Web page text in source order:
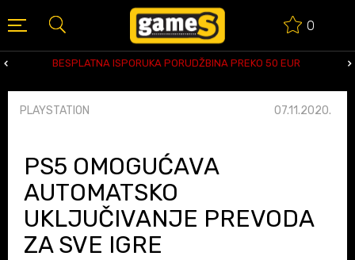
0
BESPLATNA ISPORUKA PORUDŽBINA PREKO 50 EUR
PLAYSTATION 07.11.2020.
PS5 OMOGUĆAVA
AUTOMATSKO
UKLJUČIVANJE PREVODA
ZA SVE IGRE